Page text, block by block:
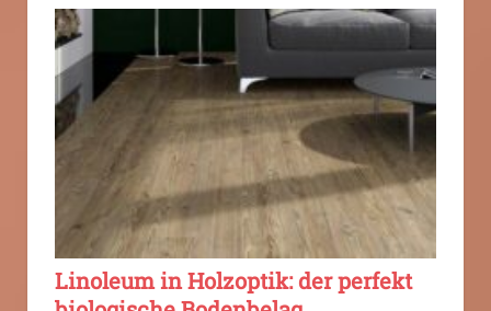
Linoleum in Holzoptik: der perfekt